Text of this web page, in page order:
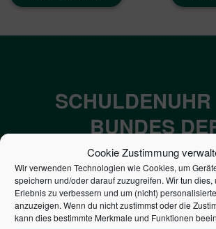
Cookie Zustimmung
Wir verwenden Technologien wie Cookies, um
speichern und/oder darauf zuzugreifen. Wir tun dies,
Erlebnis zu verbessern und um (nicht)
anzuzeigen. Wenn du nicht zustimmst oder die
kann dies bestimmte Merkmale und Funktionen
BUNDES
7,052€
NEUVERSCHULDUNG